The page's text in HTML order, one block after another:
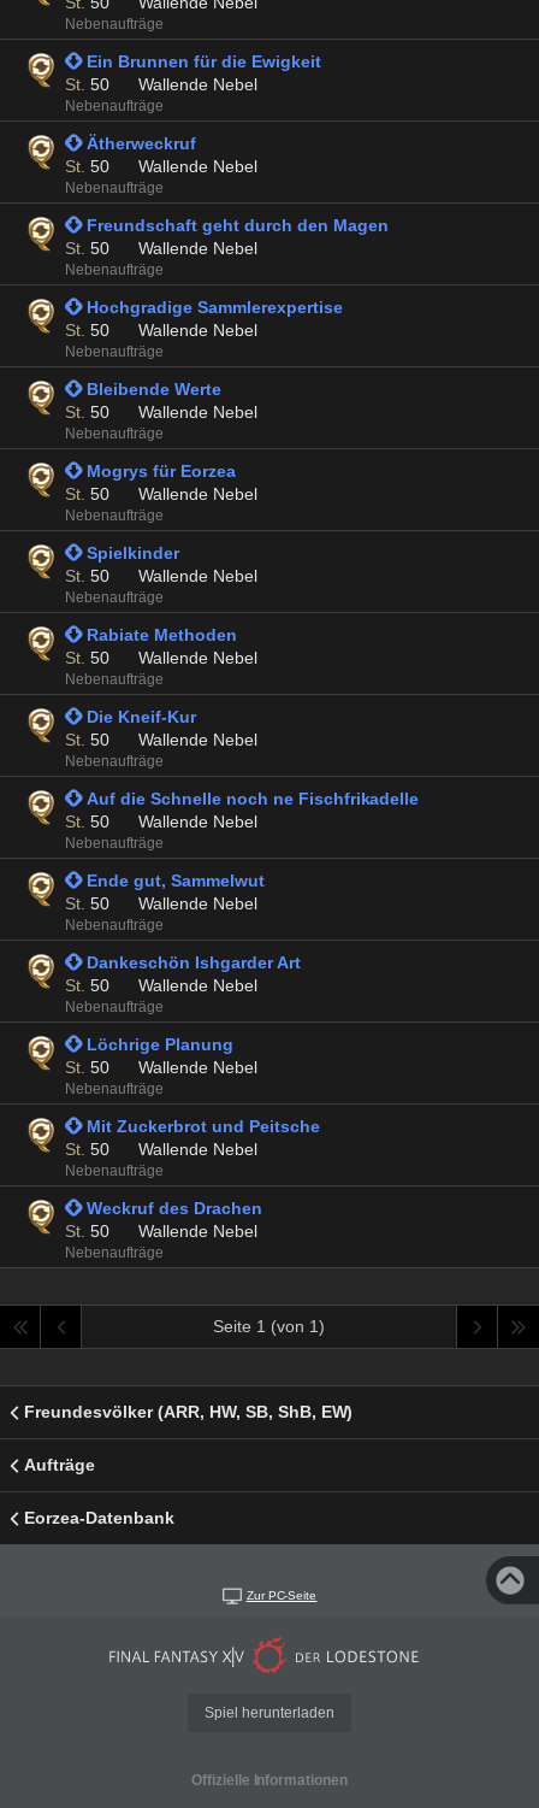
Nebenaufträge
 Ein Brunnen für die Ewigkeit
St. 50 Wallende Nebel
Nebenaufträge
 Ätherweckruf
St. 50 Wallende Nebel
Nebenaufträge
 Freundschaft geht durch den Magen
St. 50 Wallende Nebel
Nebenaufträge
 Hochgradige Sammlerexpertise
St. 50 Wallende Nebel
Nebenaufträge
 Bleibende Werte
St. 50 Wallende Nebel
Nebenaufträge
 Mogrys für Eorzea
St. 50 Wallende Nebel
Nebenaufträge
 Spielkinder
St. 50 Wallende Nebel
Nebenaufträge
 Rabiate Methoden
St. 50 Wallende Nebel
Nebenaufträge
 Die Kneif-Kur
St. 50 Wallende Nebel
Nebenaufträge
 Auf die Schnelle noch ne Fischfrikadelle
St. 50 Wallende Nebel
Nebenaufträge
 Ende gut, Sammelwut
St. 50 Wallende Nebel
Nebenaufträge
 Dankeschön Ishgarder Art
St. 50 Wallende Nebel
Nebenaufträge
 Löchrige Planung
St. 50 Wallende Nebel
Nebenaufträge
 Mit Zuckerbrot und Peitsche
St. 50 Wallende Nebel
Nebenaufträge
 Weckruf des Drachen
St. 50 Wallende Nebel
Nebenaufträge
Seite 1 (von 1)
Freundesvölker (ARR, HW, SB, ShB, EW)
Aufträge
Eorzea-Datenbank
Zur PC-Seite
Spiel herunterladen
Offizielle Informationen